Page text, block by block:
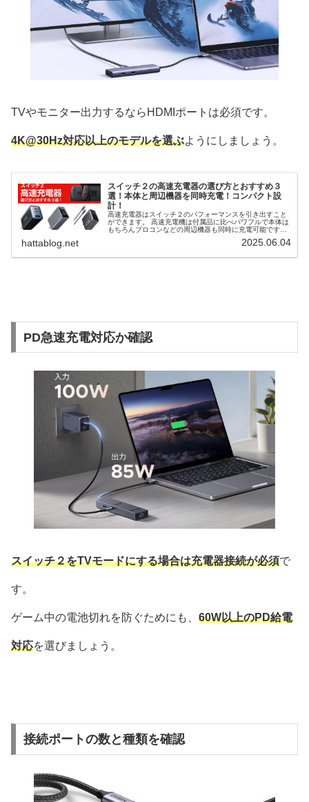
TVやモニター出力するならHDMIポートは必須です。
4K@30Hz対応以上のモデルを選ぶようにしましょう。
スイッチ２の高速充電器の選び方とおすすめ３
選！本体と周辺機器を同時充電！コンパクト設
計！
高速充電器はスイッチ２のパフォーマンスを引き出すこと
ができます。 高速充電機は付属品に比べパワフルで本体は
もちろんプロコンなどの周辺機器も同時に充電可能です。
やノートPCにも流用できます。 そこで、スイッチ２の高
hattablog.net 2025.06.04
PD急速充電対応か確認
スイッチ２をTVモードにする場合は充電器接続が必須で
す。
ゲーム中の電池切れを防ぐためにも、 60W以上のPD給電
対応を選びましょう。
接続ポートの数と種類を確認